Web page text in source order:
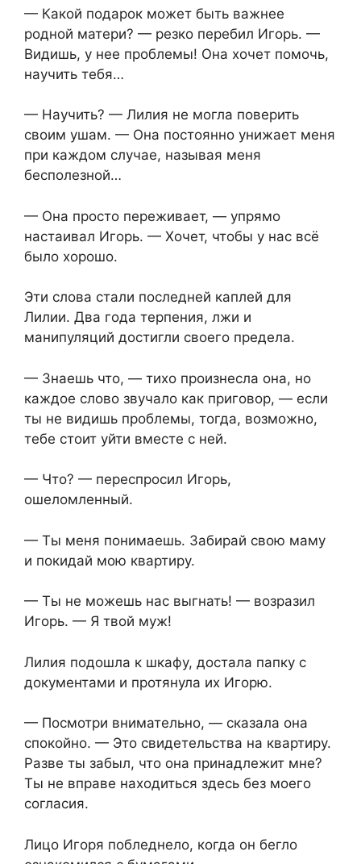
— Какой подарок может быть важнее
родной матери? — резко перебил Игорь. —
Видишь, у нее проблемы! Она хочет помочь,
научить тебя…
— Научить? — Лилия не могла поверить
своим ушам. — Она постоянно унижает меня
при каждом случае, называя меня
бесполезной…
— Она просто переживает, — упрямо
настаивал Игорь. — Хочет, чтобы у нас всё
было хорошо.
Эти слова стали последней каплей для
Лилии. Два года терпения, лжи и
манипуляций достигли своего предела.
— Знаешь что, — тихо произнесла она, но
каждое слово звучало как приговор, — если
ты не видишь проблемы, тогда, возможно,
тебе стоит уйти вместе с ней.
— Что? — переспросил Игорь,
ошеломленный.
— Ты меня понимаешь. Забирай свою маму
и покидай мою квартиру.
— Ты не можешь нас выгнать! — возразил
Игорь. — Я твой муж!
Лилия подошла к шкафу, достала папку с
документами и протянула их Игорю.
— Посмотри внимательно, — сказала она
спокойно. — Это свидетельства на квартиру.
Разве ты забыл, что она принадлежит мне?
Ты не вправе находиться здесь без моего
согласия.
Лицо Игоря побледнело, когда он бегло